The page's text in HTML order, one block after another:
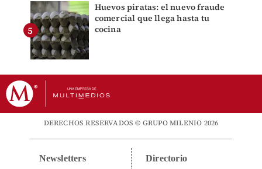
Huevos piratas: el nuevo fraude
comercial que llega hasta tu
cocina
DERECHOS RESERVADOS © GRUPO MILENIO 2026
Newsletters Directorio